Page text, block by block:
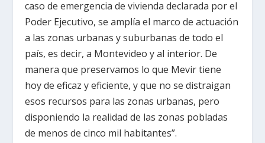
caso de emergencia de vivienda declarada por el
Poder Ejecutivo, se amplía el marco de actuación
a las zonas urbanas y suburbanas de todo el
país, es decir, a Montevideo y al interior. De
manera que preservamos lo que Mevir tiene
hoy de eficaz y eficiente, y que no se distraigan
esos recursos para las zonas urbanas, pero
disponiendo la realidad de las zonas pobladas
de menos de cinco mil habitantes”.